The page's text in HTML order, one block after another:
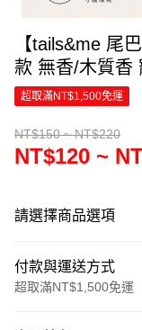
【tails&me 尾
超取滿NT$1,500免運
NT$150 ~ NT$220
NT$120 ~
請選擇商品選項
付款與運送方式
超取滿NT$1,500免運